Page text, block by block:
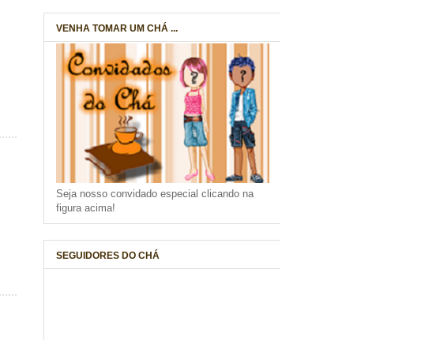
VENHA TOMAR UM CHÁ ...
Seja nosso convidado especial clicando na
figura acima!
SEGUIDORES DO CHÁ